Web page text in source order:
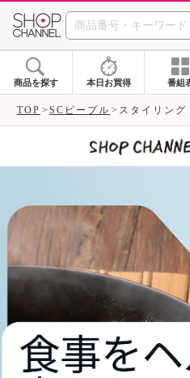
商品を探す 本日お買得 番組
TOP SCピープル スタイリング